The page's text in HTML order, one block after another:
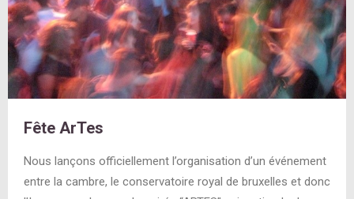
Fête ArTes
Nous lançons officiellement l’organisation d’un événement
entre la cambre, le conservatoire royal de bruxelles et donc